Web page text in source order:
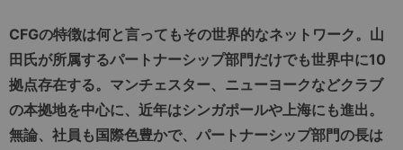
CFGの特徴は何と言ってもその世界的なネットワーク。山
田氏が所属するパートナーシップ部門だけでも世界中に10
拠点存在する。マンチェスター、ニューヨークなどクラブ
の本拠地を中心に、近年はシンガポールや上海にも進出。
無論、社員も国際色豊かで、パートナーシップ部門の長は